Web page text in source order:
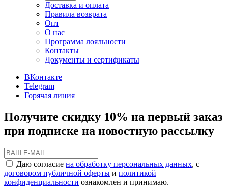
Доставка и оплата
Правила возврата
Опт
О нас
Программа лояльности
Контакты
Документы и сертификаты
ВКонтакте
Telegram
Горячая линия
Получите скидку 10% на первый заказ
при подписке на новостную рассылку
Даю согласие на обработку персональных данных, с
договором публичной оферты и политикой
конфиденциальности ознакомлен и принимаю.